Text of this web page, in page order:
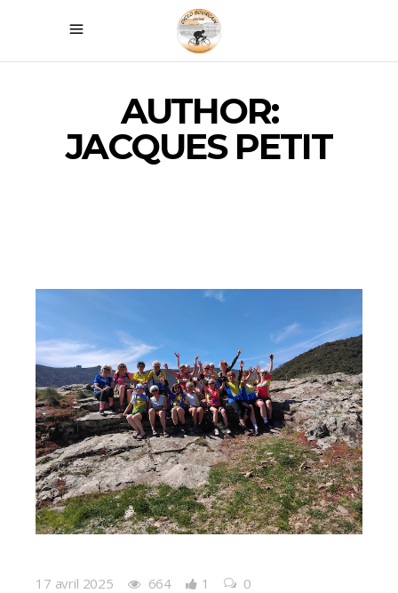
AUTHOR:
JACQUES PETIT
17 avril 2025 664 1 0